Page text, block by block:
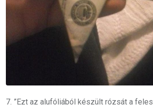
7. ”Ezt az alufóliából készült rózsát a